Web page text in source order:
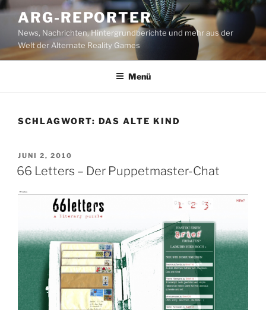
Zum
Inhalt
springen
ARG-REPORTER
News, Nachrichten, Hintergrundberichte und mehr aus der
Welt der Alternate Reality Games
Menü
SCHLAGWORT: DAS ALTE KIND
VERÖFFENTLICHT
AM
JUNI 2, 2010
66 Letters – Der Puppetmaster-Chat